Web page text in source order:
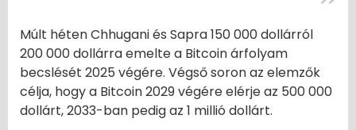
Múlt héten Chhugani és Sapra 150 000 dollárról
200 000 dollárra emelte a Bitcoin árfolyam
becslését 2025 végére. Végső soron az elemzők
célja, hogy a Bitcoin 2029 végére elérje az 500 000
dollárt, 2033-ban pedig az 1 millió dollárt.